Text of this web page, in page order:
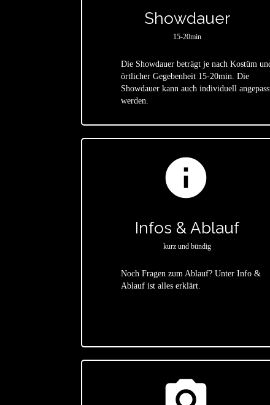
Showdauer
15-20min
Die Showdauer beträgt je nach Kostüm
örtlicher Gegebenheit 15-20min. Die
Showdauer kann auch individuell
werden.
info
Infos & Ablauf
kurz und bündig
Noch Fragen zum Ablauf? Unter Info &
Ablauf ist alles erklärt.